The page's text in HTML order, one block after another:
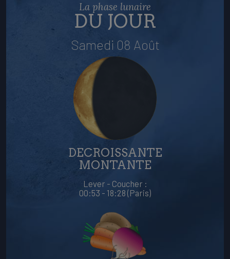
La phase lunaire
DU JOUR
Samedi 08 Août
DECROISSANTE
MONTANTE
Lever - Coucher :
00:53 - 18:28 (Paris)